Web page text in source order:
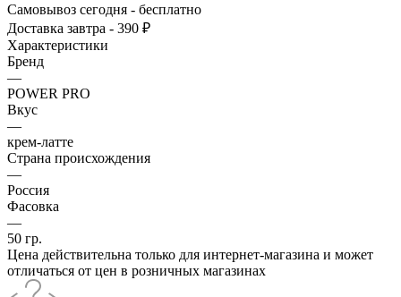
Самовывоз сегодня - бесплатно
Доставка завтра - 390 ₽
Характеристики
Бренд
—
POWER PRO
Вкус
—
крем-латте
Страна происхождения
—
Россия
Фасовка
—
50 гр.
Цена действительна только для интернет-магазина и может
отличаться от цен в розничных магазинах